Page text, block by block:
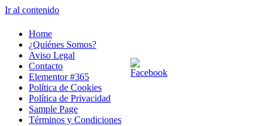
Ir al contenido
Home
¿Quiénes Somos?
Aviso Legal
Contacto
Elementor #365
Política de Cookies
Política de Privacidad
Sample Page
Términos y Condiciones